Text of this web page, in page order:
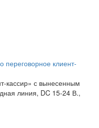
переговорное клиент-
кассир» с вынесенным
линия, DC 15-24 В.,